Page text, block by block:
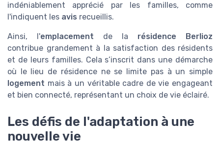
indéniablement apprécié par les familles, comme
l'indiquent les avis recueillis.
Ainsi, l'emplacement de la résidence Berlioz
contribue grandement à la satisfaction des résidents
et de leurs familles. Cela s’inscrit dans une démarche
où le lieu de résidence ne se limite pas à un simple
logement mais à un véritable cadre de vie engageant
et bien connecté, représentant un choix de vie éclairé.
Les défis de l'adaptation à une
nouvelle vie